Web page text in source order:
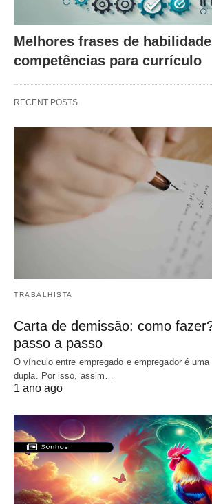
Melhores frases de
competências para currículo
RECENT POSTS
TRABALHISTA
Carta de demissão: como
passo a passo
O vínculo entre empregado e empregador é
dupla. Por isso, assim…
1 ano ago